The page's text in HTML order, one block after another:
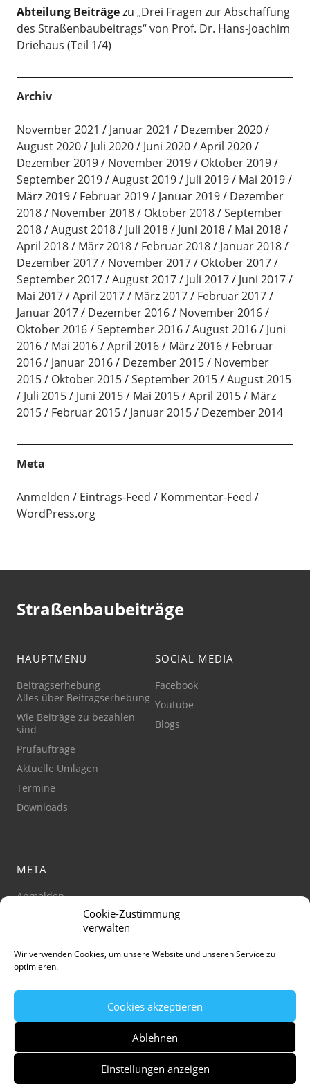
Cookie-Zustimmung
verwalten
Wir verwenden Cookies, um unsere Website und unseren Service zu
optimieren.
Cookies akzeptieren
Ablehnen
Einstellungen anzeigen
Abteilung Beiträgezu „Drei Fragen zur Abschaffung
des Straßenbaubeitrags“ von Prof. Dr. Hans-Joachim
Driehaus (Teil 1/4)
Archiv
November 2021 Januar 2021
Dezember 2020
August 2020
Juli 2020 Juni 2020
April 2020
Dezember 2019
November 2019
Oktober 2019
September 2019
August 2019 Juli 2019
Mai 2019
März 2019
Februar 2019 Januar 2019
Dezember
2018
November 2018 Oktober 2018
September
2018
August 2018 Juli 2018 Juni 2018
Mai 2018
April 2018
März 2018 Februar 2018
Januar 2018
Dezember 2017
November 2017
Oktober 2017
September 2017
August 2017 Juli 2017
Juni 2017
Mai 2017
April 2017 März 2017
Februar 2017
Januar 2017
Dezember 2016
November 2016
Oktober 2016
September 2016 August 2016
Juni
2016
Mai 2016 April 2016 März 2016
Februar
2016
Januar 2016 Dezember 2015
November
2015
Oktober 2015 September 2015
August 2015
Juli 2015
Juni 2015 Mai 2015 April 2015
März
2015
Februar 2015 Januar 2015 Dezember 2014
Meta
Anmelden Eintrags-Feed
Kommentar-Feed
WordPress.org
Straßenbaubeiträge
HAUPTMENÜ
Beitragserhebung
Alles über Beitragserhebung
Wie Beiträge zu bezahlen
sind
Prüfaufträge
Aktuelle Umlagen
Termine
Downloads
SOCIAL MEDIA
Facebook
Youtube
Blogs
META
Anmelden
Barrierefreiheit
Cookie-Richtlinie